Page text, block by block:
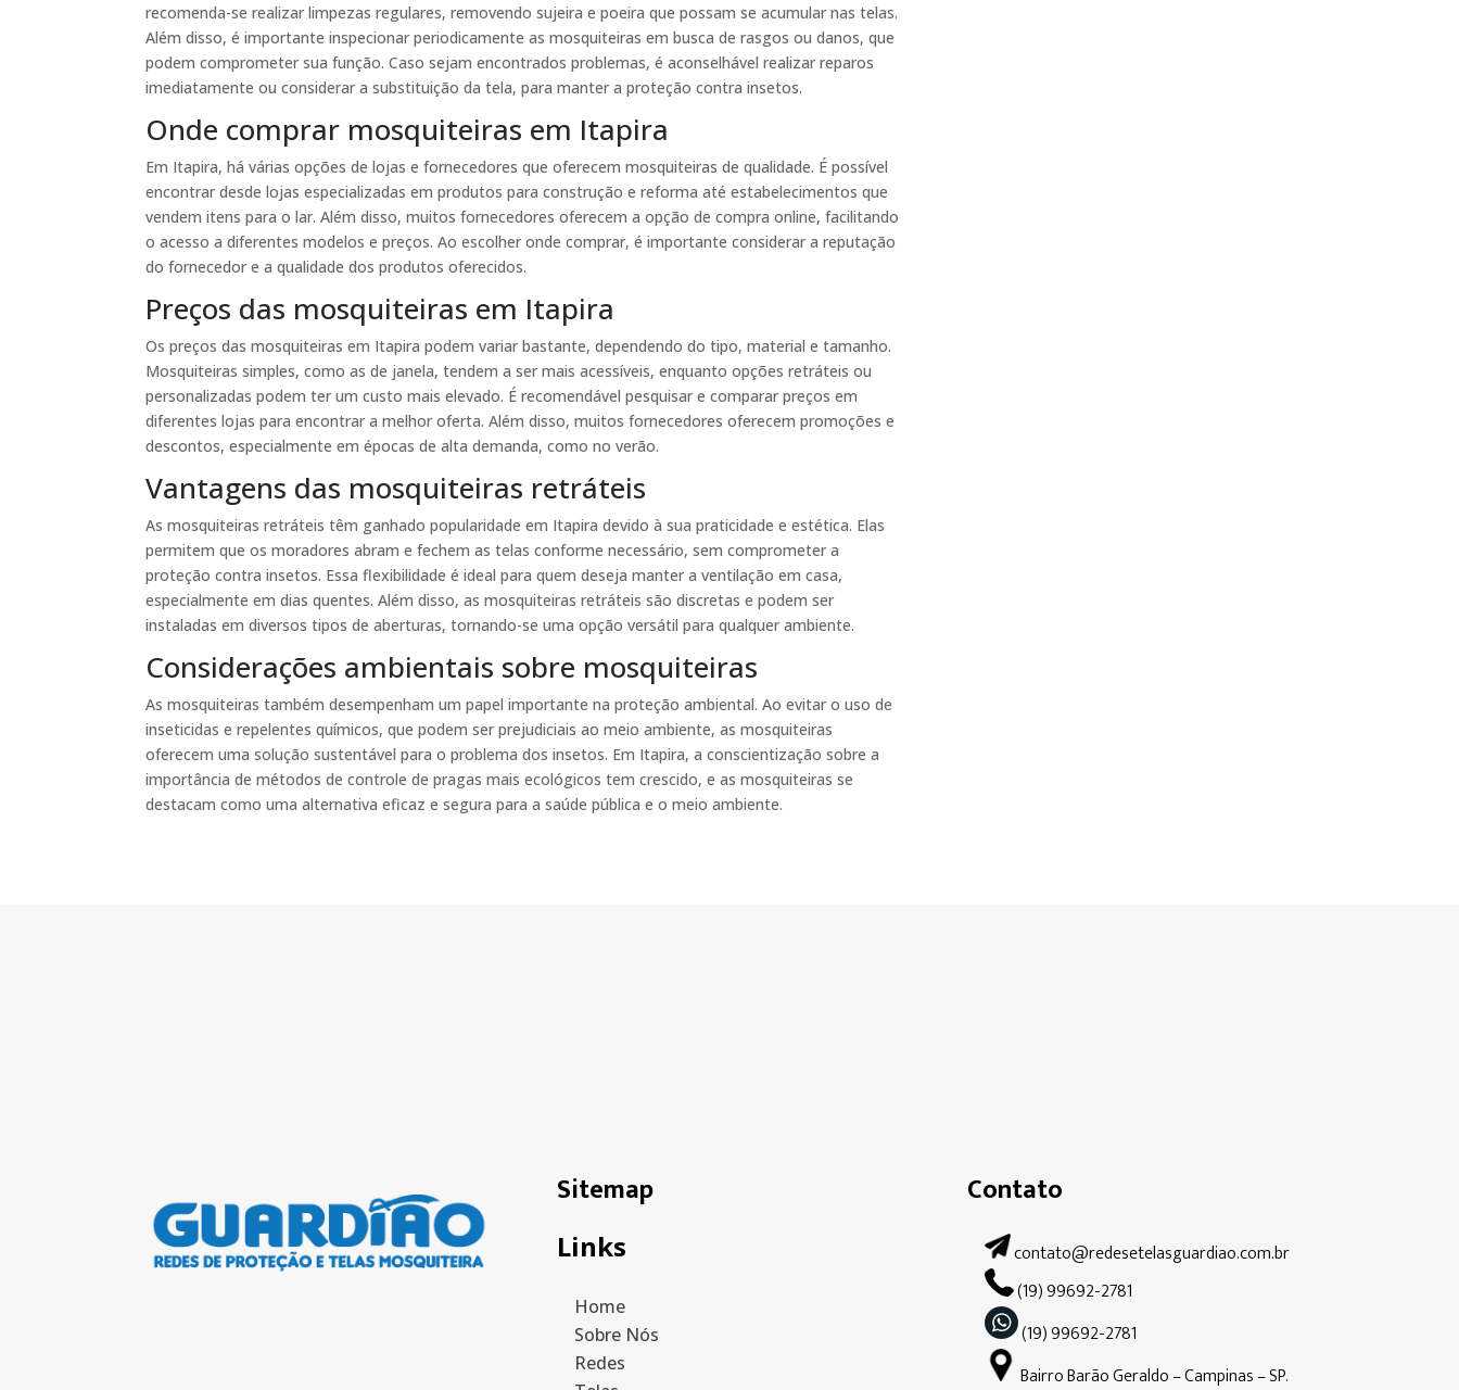
recomenda-se realizar limpezas regulares, removendo sujeira e poeira que possam se acumular nas telas.
Além disso, é importante inspecionar periodicamente as mosquiteiras em busca de rasgos ou danos, que
podem comprometer sua função. Caso sejam encontrados problemas, é aconselhável realizar reparos
imediatamente ou considerar a substituição da tela, para manter a proteção contra insetos.
Onde comprar mosquiteiras em Itapira
Em Itapira, há várias opções de lojas e fornecedores que oferecem mosquiteiras de qualidade. É possível
encontrar desde lojas especializadas em produtos para construção e reforma até estabelecimentos que
vendem itens para o lar. Além disso, muitos fornecedores oferecem a opção de compra online, facilitando
o acesso a diferentes modelos e preços. Ao escolher onde comprar, é importante considerar a reputação
do fornecedor e a qualidade dos produtos oferecidos.
Preços das mosquiteiras em Itapira
Os preços das mosquiteiras em Itapira podem variar bastante, dependendo do tipo, material e tamanho.
Mosquiteiras simples, como as de janela, tendem a ser mais acessíveis, enquanto opções retráteis ou
personalizadas podem ter um custo mais elevado. É recomendável pesquisar e comparar preços em
diferentes lojas para encontrar a melhor oferta. Além disso, muitos fornecedores oferecem promoções e
descontos, especialmente em épocas de alta demanda, como no verão.
Vantagens das mosquiteiras retráteis
As mosquiteiras retráteis têm ganhado popularidade em Itapira devido à sua praticidade e estética. Elas
permitem que os moradores abram e fechem as telas conforme necessário, sem comprometer a
proteção contra insetos. Essa flexibilidade é ideal para quem deseja manter a ventilação em casa,
especialmente em dias quentes. Além disso, as mosquiteiras retráteis são discretas e podem ser
instaladas em diversos tipos de aberturas, tornando-se uma opção versátil para qualquer ambiente.
Considerações ambientais sobre mosquiteiras
As mosquiteiras também desempenham um papel importante na proteção ambiental. Ao evitar o uso de
inseticidas e repelentes químicos, que podem ser prejudiciais ao meio ambiente, as mosquiteiras
oferecem uma solução sustentável para o problema dos insetos. Em Itapira, a conscientização sobre a
importância de métodos de controle de pragas mais ecológicos tem crescido, e as mosquiteiras se
destacam como uma alternativa eficaz e segura para a saúde pública e o meio ambiente.
Sitemap
Links
Home
Sobre Nós
Redes
Contato
contato@redesetelasguardiao.com.br
(19) 99692-2781
(19) 99692-2781
Bairro Barão Geraldo – Campinas – SP.